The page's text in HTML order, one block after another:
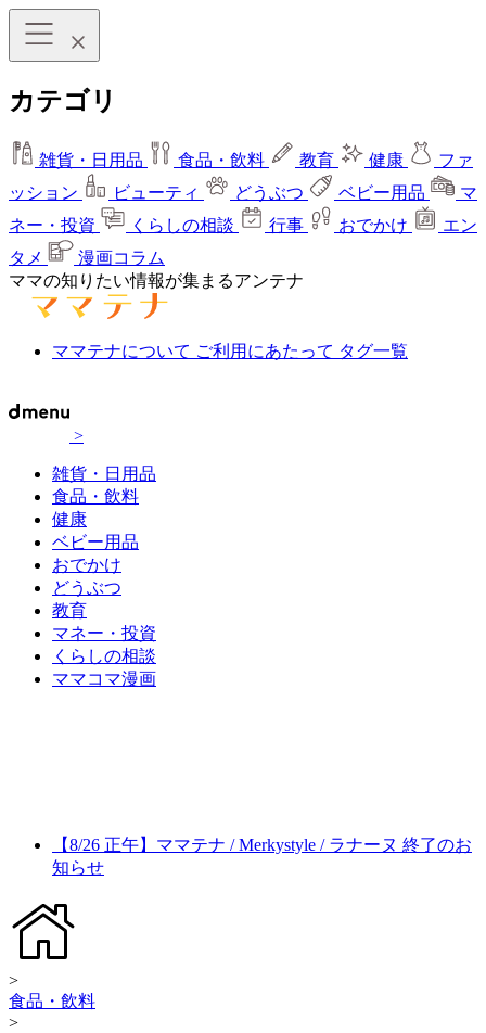
カテゴリ
雑貨・日用品 食品・飲料 教育 健康
ファ
ッション
ビューティ どうぶつ ベビー用品
マ
ネー・投資
くらしの相談 行事 おでかけ
エン
タメ
漫画コラム
ママの知りたい情報が集まるアンテナ
ママテナについて ご利用にあたって タグ一覧
>
雑貨・日用品
食品・飲料
健康
ベビー用品
おでかけ
どうぶつ
教育
マネー・投資
くらしの相談
ママコマ漫画
【8/26 正午】ママテナ / Merkystyle / ラナーヌ 終了のお
知らせ
>
食品・飲料
>